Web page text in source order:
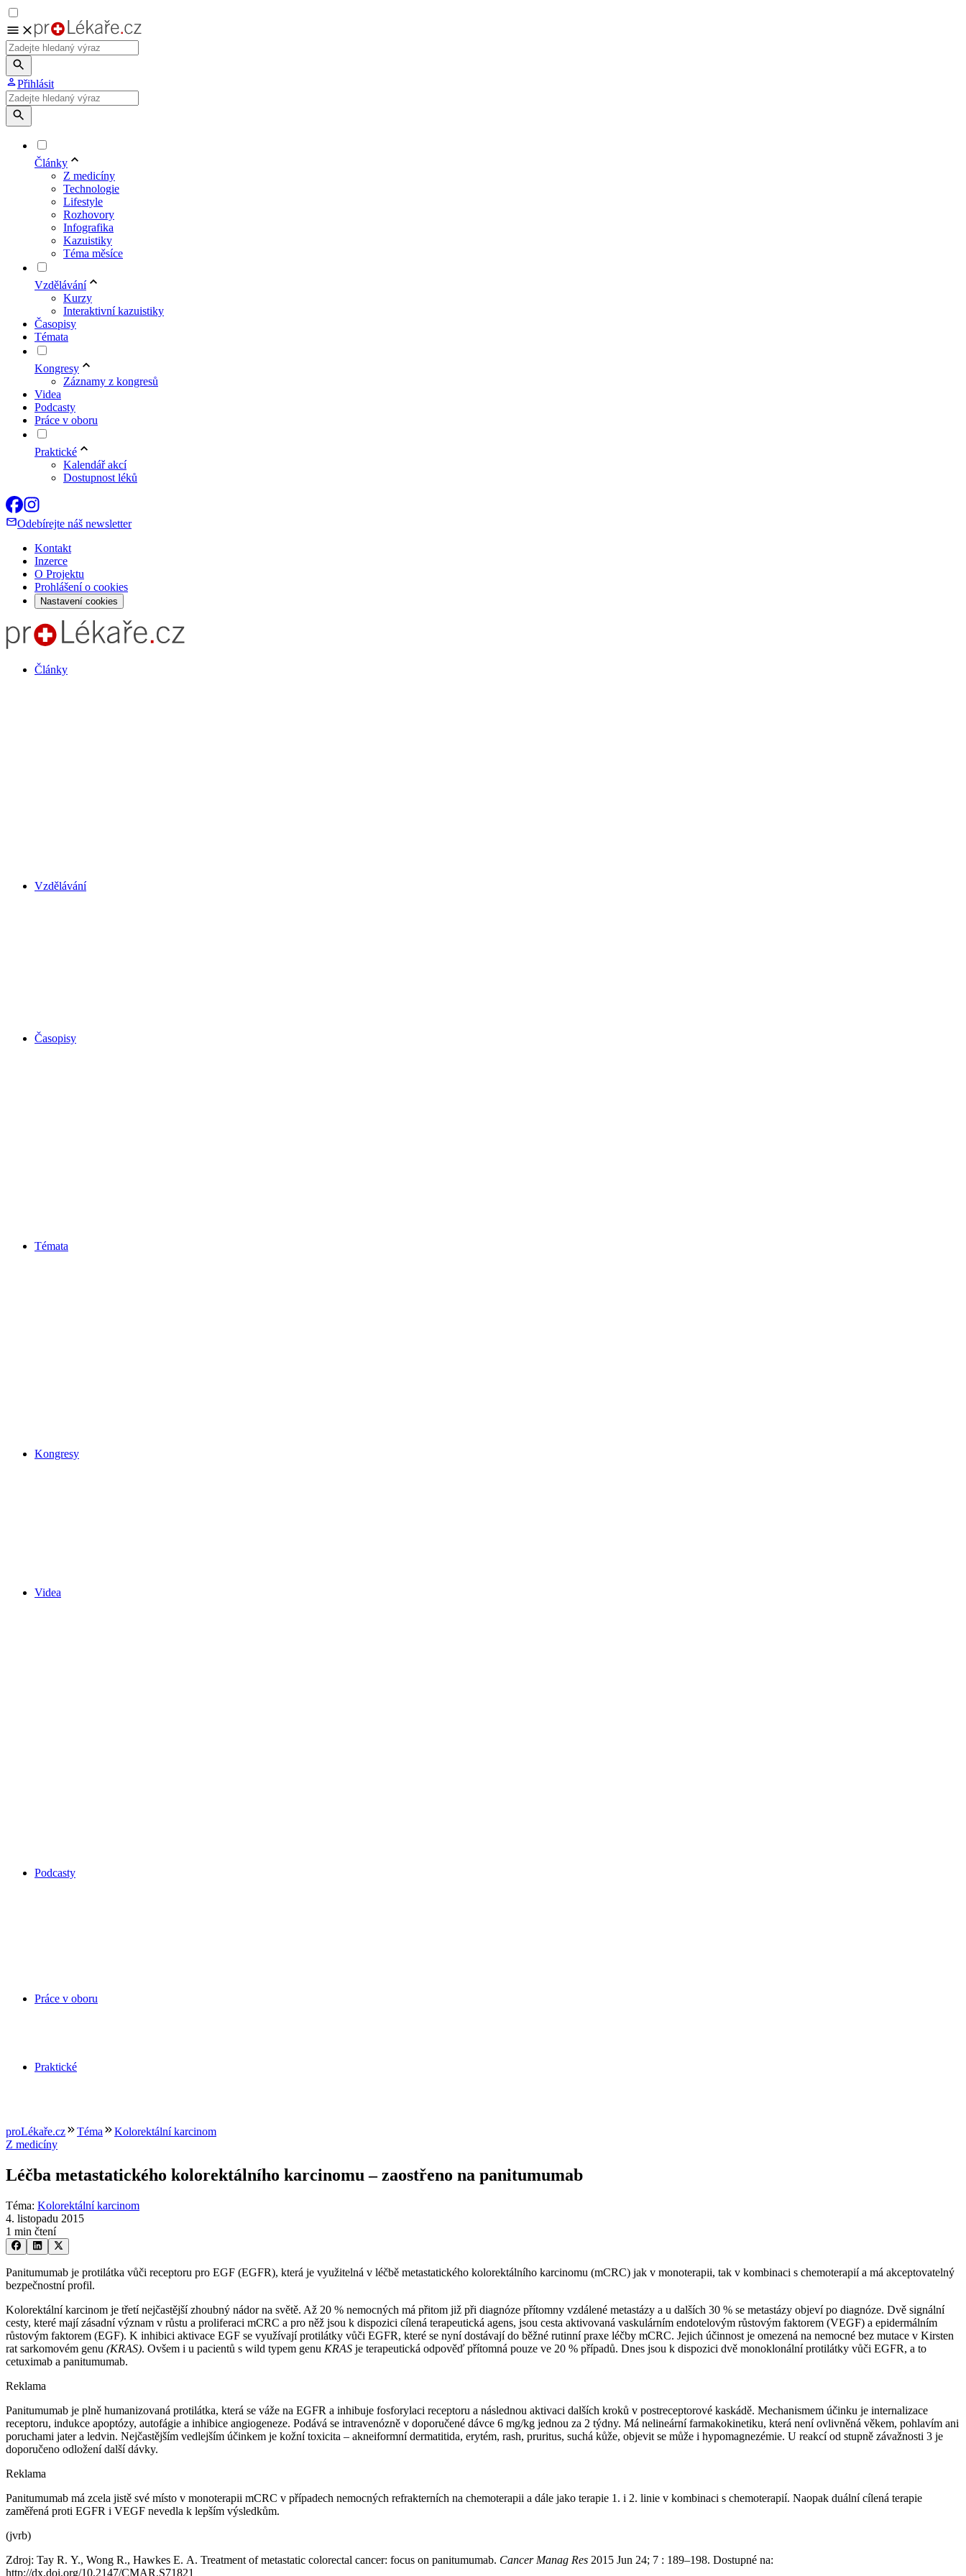
Přihlásit
Články
Z medicíny
Technologie
Lifestyle
Rozhovory
Infografika
Kazuistiky
Téma měsíce
Vzdělávání
Kurzy
Interaktivní kazuistiky
Časopisy
Témata
Kongresy
Záznamy z kongresů
Videa
Podcasty
Práce v oboru
Praktické
Kalendář akcí
Dostupnost léků
Odebírejte náš newsletter
Kontakt
Inzerce
O Projektu
Prohlášení o cookies
Nastavení cookies
Články
Vzdělávání
Časopisy
Témata
Kongresy
Videa
Podcasty
Práce v oboru
Praktické
proLékaře.cz Téma
Kolorektální karcinom
Z medicíny
Léčba metastatického kolorektálního karcinomu –⁠ zaostřeno na panitumumab
Téma: Kolorektální karcinom
4. listopadu 2015
1 min čtení
Panitumumab je protilátka vůči receptoru pro EGF (EGFR), která je využitelná v léčbě metastatického kolorektálního karcinomu (mCRC) jak v monoterapii, tak v kombinaci s chemoterapií a má akceptovatelný
bezpečnostní profil.
Kolorektální karcinom je třetí nejčastější zhoubný nádor na světě. Až 20 % nemocných má přitom již při diagnóze přítomny vzdálené metastázy a u dalších 30 % se metastázy objeví po diagnóze. Dvě signální
cesty, které mají zásadní význam v růstu a proliferaci mCRC a pro něž jsou k dispozici cílená terapeutická agens, jsou cesta aktivovaná vaskulárním endotelovým růstovým faktorem (VEGF) a epidermálním
růstovým faktorem (EGF). K inhibici aktivace EGF se využívají protilátky vůči EGFR, které se nyní dostávají do běžné rutinní praxe léčby mCRC. Jejich účinnost je omezená na nemocné bez mutace v Kirsten
rat sarkomovém genu (KRAS). Ovšem i u pacientů s wild typem genu KRAS je terapeutická odpověď přítomná pouze ve 20 % případů. Dnes jsou k dispozici dvě monoklonální protilátky vůči EGFR, a to
cetuximab a panitumumab.
Reklama
Panitumumab je plně humanizovaná protilátka, která se váže na EGFR a inhibuje fosforylaci receptoru a následnou aktivaci dalších kroků v postreceptorové kaskádě. Mechanismem účinku je internalizace
receptoru, indukce apoptózy, autofágie a inhibice angiogeneze. Podává se intravenózně v doporučené dávce 6 mg⁠/⁠kg jednou za 2 týdny. Má nelineární farmakokinetiku, která není ovlivněná věkem, pohlavím ani
poruchami jater a ledvin. Nejčastějším vedlejším účinkem je kožní toxicita –⁠ akneiformní dermatitida, erytém, rash, pruritus, suchá kůže, objevit se může i hypomagnezémie. U reakcí od stupně závažnosti 3 je
doporučeno odložení další dávky.
Reklama
Panitumumab má zcela jistě své místo v monoterapii mCRC v případech nemocných refrakterních na chemoterapii a dále jako terapie 1. i 2. linie v kombinaci s chemoterapií. Naopak duální cílená terapie
zaměřená proti EGFR i VEGF nevedla k lepším výsledkům.
(jvrb)
Zdroj: Tay R. Y., Wong R., Hawkes E. A. Treatment of metastatic colorectal cancer: focus on panitumumab. Cancer Manag Res 2015 Jun 24; 7 : 189–198. Dostupné na:
http://dx.doi.org/10.2147/CMAR.S71821